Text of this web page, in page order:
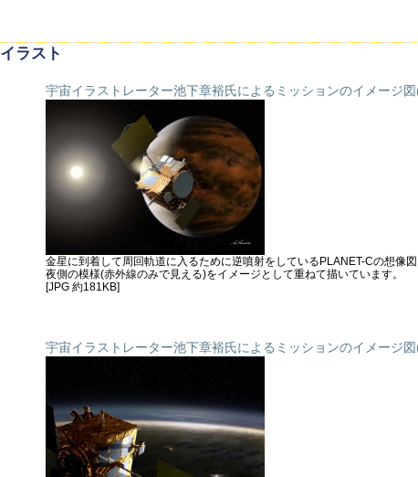
イラスト
宇宙イラストレーター池下章裕氏によるミッションのイメージ
金星に到着して周回軌道に入るために逆噴射をしているPLANET-Cの想像
夜側の模様(赤外線のみで見える)をイメージとして重ねて描いています。
[JPG 約181KB]
宇宙イラストレーター池下章裕氏によるミッションのイメージ